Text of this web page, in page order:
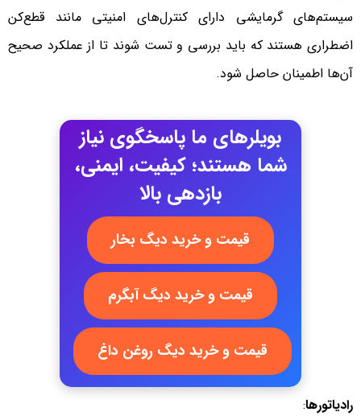
سیستم‌های گرمایشی دارای کنترل‌های امنیتی مانند قطع‌کن
اضطراری هستند که باید بررسی و تست شوند تا از عملکرد صحیح
آن‌ها اطمینان حاصل شود.
بویلرهای ما پاسخگوی نیاز
شما هستند؛ کیفیت، ایمنی،
بازدهی بالا
قیمت و خرید دیگ بخار
قیمت و خرید دیگ آبگرم
قیمت و خرید دیگ روغن داغ
رادیاتورها: